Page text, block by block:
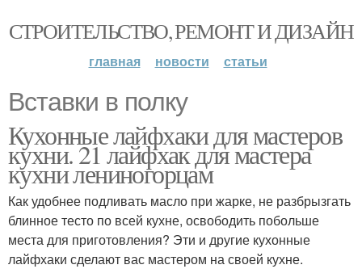
СТРОИТЕЛЬСТВО, РЕМОНТ И ДИЗАЙН
главная новости статьи
Вставки в полку
Кухонные лайфхаки для мастеров
кухни. 21 лайфхак для мастера
кухни лениногорцам
Как удобнее подливать масло при жарке, не разбрызгать
блинное тесто по всей кухне, освободить побольше
места для приготовления? Эти и другие кухонные
лайфхаки сделают вас мастером на своей кухне.